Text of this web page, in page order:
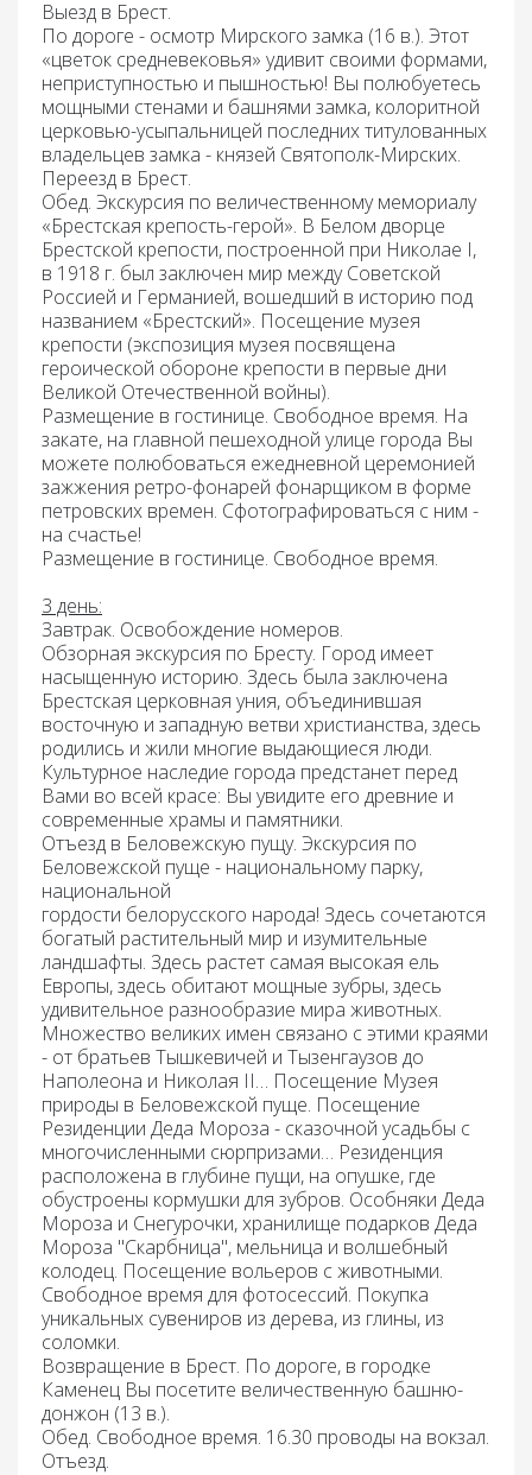
Выезд в Брест.
По дороге - осмотр Мирского замка (16 в.). Этот
«цветок средневековья» удивит своими формами,
неприступностью и пышностью! Вы полюбуетесь
мощными стенами и башнями замка, колоритной
церковью-усыпальницей последних титулованных
владельцев замка - князей Святополк-Мирских.
Переезд в Брест.
Обед. Экскурсия по величественномумемориалу
«Брестская крепость-герой». В Белом дворце
Брестской крепости, построенной при Николае I,
в 1918 г. был заключен мир между Советской
Россией и Германией, вошедший в историю под
названием «Брестский». Посещение музея
крепости (экспозиция музея посвящена
героической обороне крепости в первые дни
Великой Отечественной войны).
Размещение в гостинице. Свободное время. На
закате, на главной пешеходной улице города Вы
можете полюбоваться ежедневной церемонией
зажжения ретро-фонарей фонарщиком в форме
петровских времен. Сфотографироваться с ним -
на счастье!
Размещение в гостинице. Свободное время.
3 день:
Завтрак. Освобождение номеров.
Обзорная экскурсия по Бресту. Город имеет
насыщенную историю. Здесь была заключена
Брестская церковная уния, объединившая
восточную и западную ветви христианства, здесь
родились и жили многие выдающиеся люди.
Культурное наследие города предстанет перед
Вами во всей красе: Вы увидите его древние и
современные храмы и памятники.
Отъезд в Беловежскую пущу. Экскурсия по
Беловежской пуще - национальному парку,
национальной
гордости белорусского народа! Здесь сочетаются
богатый растительный мир и изумительные
ландшафты. Здесь растет самая высокая ель
Европы, здесь обитают мощные зубры, здесь
удивительное разнообразие мира животных.
Множество великих имен связано с этими краями
- от братьев Тышкевичей и Тызенгаузов до
Наполеона и Николая II… Посещение Музея
природы в Беловежской пуще. Посещение
Резиденции Деда Мороза - сказочной усадьбы с
многочисленными сюрпризами… Резиденция
расположена в глубине пущи, на опушке, где
обустроены кормушки для зубров. Особняки Деда
Мороза и Снегурочки, хранилище подарков Деда
Мороза "Скарбница", мельница и волшебный
колодец. Посещение вольеров с животными.
Свободное время для фотосессий. Покупка
уникальных сувениров из дерева, из глины, из
соломки.
Возвращение в Брест. По дороге, в городке
Каменец Вы посетите величественную башню-
донжон (13 в.).
Обед. Свободное время. 16.30 проводы на вокзал.
Отъезд.